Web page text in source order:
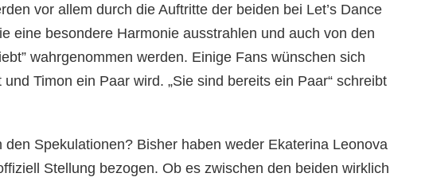
vor allem durch die Auftritte der beiden bei Let’s Dance
eine besondere Harmonie ausstrahlen und auch von den
wahrgenommen werden. Einige Fans wünschen sich
Timon ein Paar wird. „Sie sind bereits ein Paar“ schreibt
den Spekulationen? Bisher haben weder Ekaterina Leonova
Stellung bezogen. Ob es zwischen den beiden wirklich